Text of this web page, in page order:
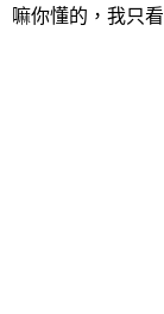
嘛你懂的，我只